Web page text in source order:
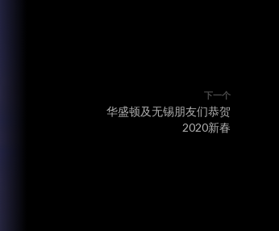
下一个
华盛顿及无锡朋友们恭贺
2020新春